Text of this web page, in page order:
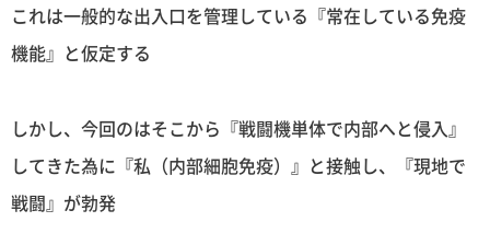
これは一般的な出入口を管理している『常在している免疫
機能』と仮定する
しかし、今回のはそこから『戦闘機単体で内部へと侵入』
してきた為に『私（内部細胞免疫）』と接触し、『現地で
戦闘』が勃発